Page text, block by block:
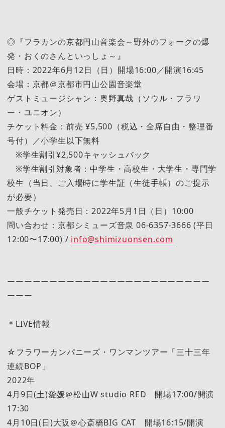
◎『フラカンの京都円山音楽会～野外のフォークの爆
発・おくのさんといっしょ～』
日時：2022年6月12日（日）開場16:00／開演16:45
会場：京都＠京都市円山公園音楽堂
ゲストミュージシャン：奥野真哉（ソウル・フラワ
ー・ユニオン）
チケット料金：前売 ¥5,500（税込・全席自由・整理番
号付）／小学生以下無料
※学生割引¥2,500キャッシュバック
※学生割引対象者：中学生・高校生・大学生・専門学
校生（当日、ご入場時に学生証（生徒手帳）のご提示
が必要）
一般チケット発売日：2022年5月1日（日）10:00
問い合わせ：京都シミューズ音泉 06-6357-3666 (平日
12:00〜17:00) / info@shimizuonsen.com
ーーーーーーーーーーーーーーーーーーーーーーーー
ーーー
＊LIVE情報
☆フラワーカンパニーズ・ワンマンツアー「三十三年
連続BOP」
2022年
4月9日(土)愛媛＠松山W studio RED 開場17:00/開演
17:30
4月10日(日)大阪＠心斎橋BIG CAT 開場16:15/開演